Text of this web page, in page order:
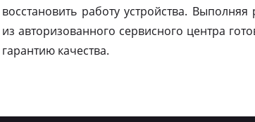
восстановить работу устройства.
из авторизованного сервисного центра
гарантию качества.